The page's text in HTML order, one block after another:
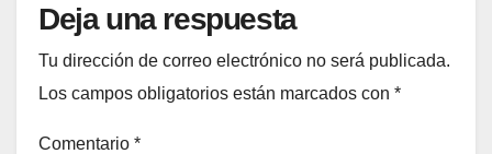
Deja una respuesta
Tu dirección de correo electrónico no será publicada.
Los campos obligatorios están marcados con *
Comentario *